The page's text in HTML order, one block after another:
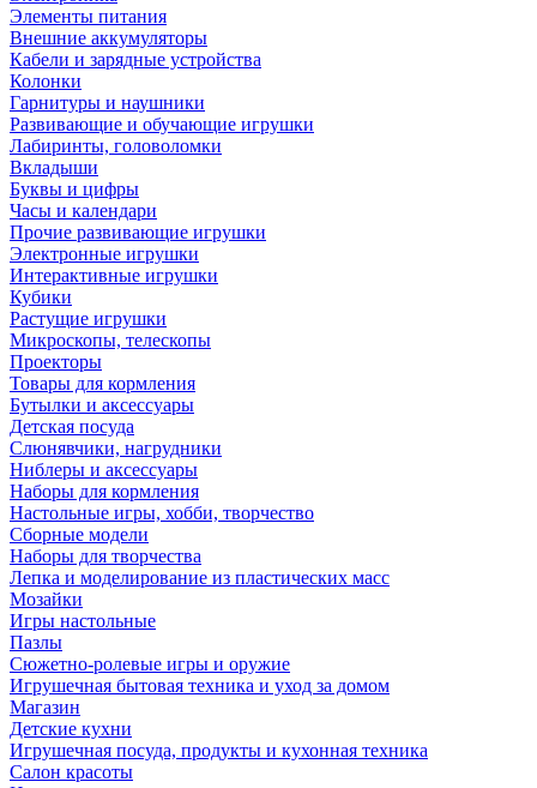
Элементы питания
Внешние аккумуляторы
Кабели и зарядные устройства
Колонки
Гарнитуры и наушники
Развивающие и обучающие игрушки
Лабиринты, головоломки
Вкладыши
Буквы и цифры
Часы и календари
Прочие развивающие игрушки
Электронные игрушки
Интерактивные игрушки
Кубики
Растущие игрушки
Микроскопы, телескопы
Проекторы
Товары для кормления
Бутылки и аксессуары
Детская посуда
Слюнявчики, нагрудники
Ниблеры и аксессуары
Наборы для кормления
Настольные игры, хобби, творчество
Сборные модели
Наборы для творчества
Лепка и моделирование из пластических масс
Мозайки
Игры настольные
Пазлы
Сюжетно-ролевые игры и оружие
Игрушечная бытовая техника и уход за домом
Магазин
Детские кухни
Игрушечная посуда, продукты и кухонная техника
Салон красоты